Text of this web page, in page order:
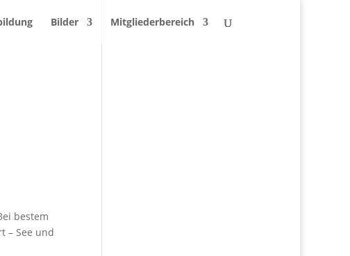
Bilder Mitgliederbereich
bestem
– See und